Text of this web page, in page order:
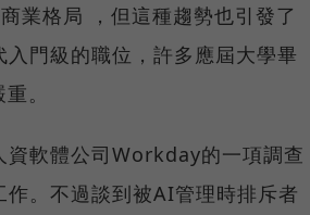
業格局 ，但這種趨勢也引發了
門級的職位，許多應屆大學畢
。
軟體公司Workday的一項調查
。不過談到被AI管理時排斥者